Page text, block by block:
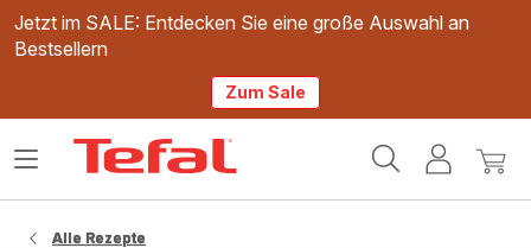
Jetzt im SALE: Entdecken Sie eine große Auswahl an
Bestsellern
Zum Sale
Mein
Mein
Das
Alle Rezepte